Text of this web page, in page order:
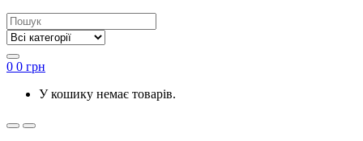
0 0 грн
У кошику немає товарів.